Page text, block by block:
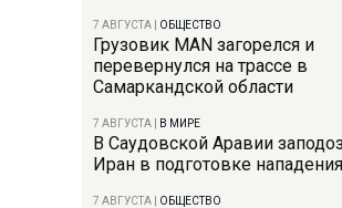
7 АВГУСТА ОБЩЕСТВО
Грузовик MAN загорелся и
перевернулся на трассе в
Самаркандской области
7 АВГУСТА В МИРЕ
В Саудовской Аравии
Иран в подготовке нападения
7 АВГУСТА ОБЩЕСТВО